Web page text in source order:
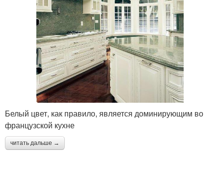
Белый цвет, как правило, является доминирующим во
французской кухне
читать дальше →